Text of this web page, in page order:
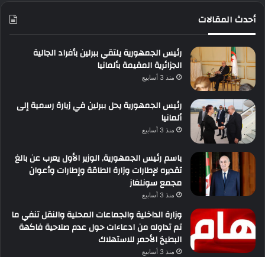
أحدث المقالات
رئيس الجمهورية يلتقي ببرلين بأفراد الجالية
الجزائرية المقيمة بألمانيا
منذ 3 أسابيع
رئيس الجمهورية يحل ببرلين في زيارة رسمية إلى
ألمانيا
منذ 3 أسابيع
باسم رئيس الجمهورية, الوزير الأول يعرب عن بالغ
تقديره لإطارات وزارة الطاقة وإطارات وأعوان
مجمع سونلغاز
منذ 3 أسابيع
وزارة الداخلية والجماعات المحلية والنقل تنفي ما
تم تداوله من ادعاءات حول عدم صلاحية فاكهة
البطيخ الأحمر للاستهلاك
منذ 3 أسابيع